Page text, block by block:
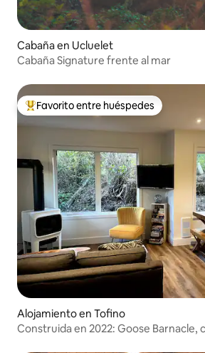
Cabaña en Ucluelet
Cabaña Signature frente al mar
Favorito entre huéspedes preferido
Favorito entre huéspedes
Alojamiento en Tofino
Construida en 2022: Goose Barnacle,